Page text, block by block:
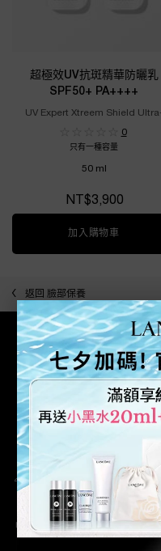
超極效UV抗斑精華防曬乳
SPF50+ PA++++
UV Expert Xtreem Shield
0
只有一種容量
50 ml
NT$3,900
加入購物車 超極效
返回 臉部保養
官網專屬購物優惠